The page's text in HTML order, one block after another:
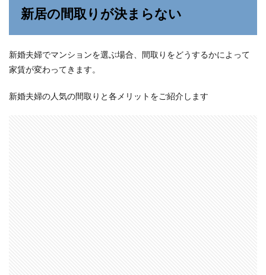
新居の間取りが決まらない
新婚夫婦でマンションを選ぶ場合、間取りをどうするかによって
家賃が変わってきます。
新婚夫婦の人気の間取りと各メリットをご紹介します